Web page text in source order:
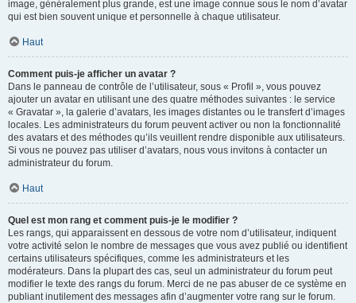
image, généralement plus grande, est une image connue sous le nom d’avatar
qui est bien souvent unique et personnelle à chaque utilisateur.
Haut
Comment puis-je afficher un avatar ?
Dans le panneau de contrôle de l’utilisateur, sous « Profil », vous pouvez
ajouter un avatar en utilisant une des quatre méthodes suivantes : le service
« Gravatar », la galerie d’avatars, les images distantes ou le transfert d’images
locales. Les administrateurs du forum peuvent activer ou non la fonctionnalité
des avatars et des méthodes qu’ils veuillent rendre disponible aux utilisateurs.
Si vous ne pouvez pas utiliser d’avatars, nous vous invitons à contacter un
administrateur du forum.
Haut
Quel est mon rang et comment puis-je le modifier ?
Les rangs, qui apparaissent en dessous de votre nom d’utilisateur, indiquent
votre activité selon le nombre de messages que vous avez publié ou identifient
certains utilisateurs spécifiques, comme les administrateurs et les
modérateurs. Dans la plupart des cas, seul un administrateur du forum peut
modifier le texte des rangs du forum. Merci de ne pas abuser de ce système en
publiant inutilement des messages afin d’augmenter votre rang sur le forum.